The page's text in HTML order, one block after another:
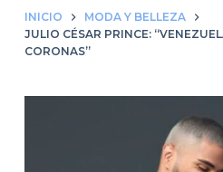
n
d
INICIO
MODA Y BELLEZA
JULIO CÉSAR PRINCE:
CORONAS”